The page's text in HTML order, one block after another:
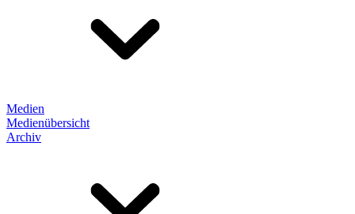
Medien
Medienübersicht
Archiv